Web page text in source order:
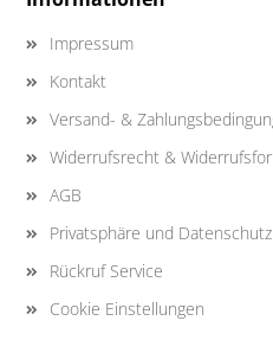
Impressum
Kontakt
Versand- &
Widerrufsrecht &
AGB
Privatsphäre und Datenschutz
Rückruf Service
Cookie Einstellungen